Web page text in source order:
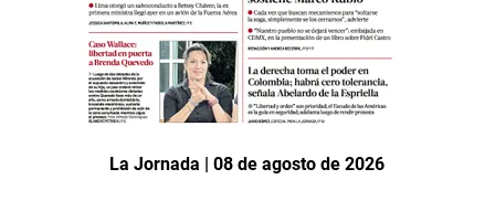
La Jornada | 08 de agosto de 2026